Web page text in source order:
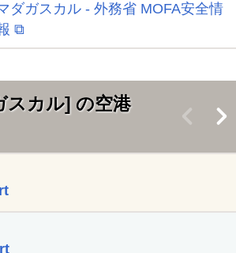
ダガスカル - 外務省 MOFA安全情
⧉
スカル] の空港